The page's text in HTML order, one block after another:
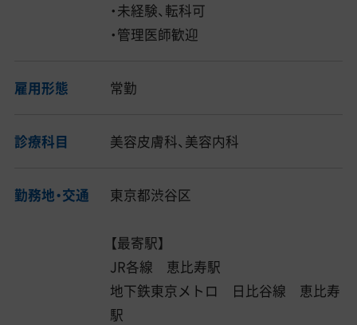
・未経験、転科可
・管理医師歓迎
雇用形態 常勤
診療科目 美容皮膚科、美容内科
勤務地・交通 東京都渋谷区
【最寄駅】
JR各線 恵比寿駅
地下鉄東京メトロ 日比谷線 恵比寿
駅